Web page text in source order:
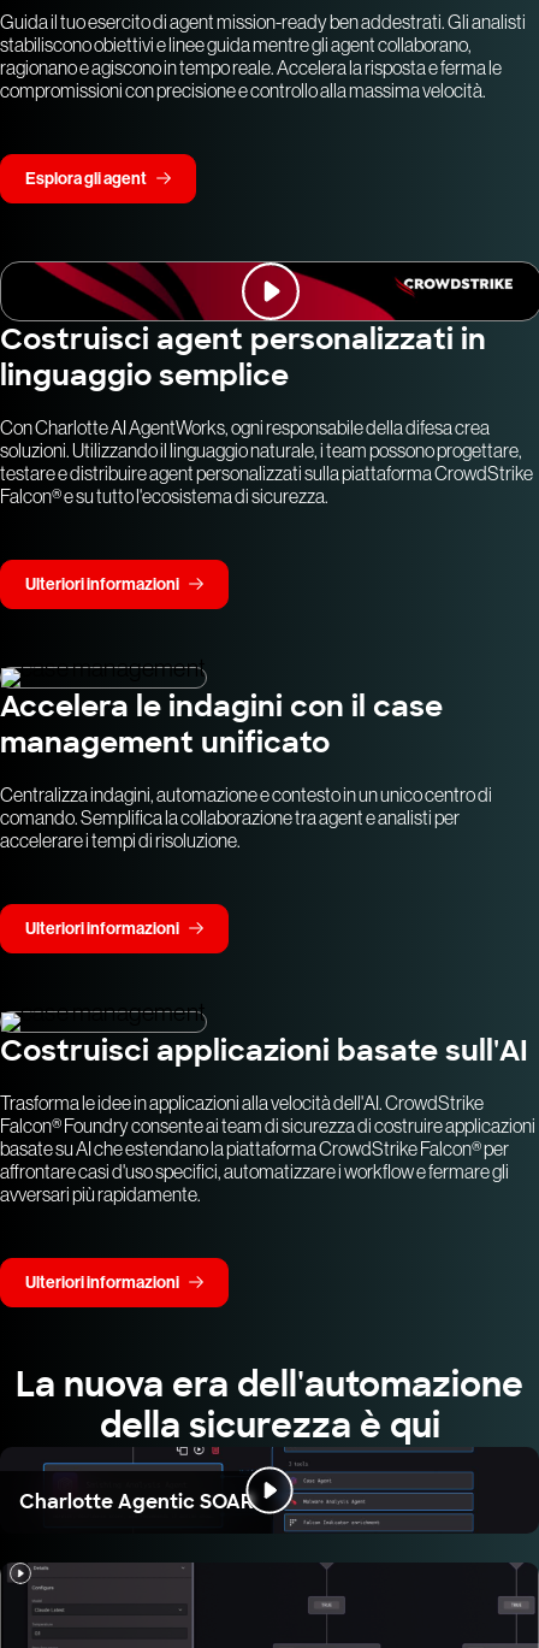
Guida il tuo esercito di agent mission-ready ben addestrati. Gli analisti
stabiliscono obiettivi e linee guida mentre gli agent collaborano,
ragionano e agiscono in tempo reale. Accelera la risposta e ferma le
compromissioni con precisione e controllo alla massima velocità.
Esplora gli agent
Costruisci agent personalizzati in
linguaggio semplice
Con Charlotte AI AgentWorks, ogni responsabile della difesa crea
soluzioni. Utilizzando il linguaggio naturale, i team possono progettare,
testare e distribuire agent personalizzati sulla piattaforma CrowdStrike
Falcon® e su tutto l'ecosistema di sicurezza.
Ulteriori informazioni
Accelera le indagini con il case
management unificato
Centralizza indagini, automazione e contesto in un unico centro di
comando. Semplifica la collaborazione tra agent e analisti per
accelerare i tempi di risoluzione.
Ulteriori informazioni
Costruisci applicazioni basate sull'AI
Trasforma le idee in applicazioni alla velocità dell'AI. CrowdStrike
Falcon® Foundry consente ai team di sicurezza di costruire applicazioni
basate su AI che estendano la piattaforma CrowdStrike Falcon® per
affrontare casi d'uso specifici, automatizzare i workflow e fermare gli
avversari più rapidamente.
Ulteriori informazioni
La nuova era dell'automazione
della sicurezza è qui
Charlotte Agentic SOAR